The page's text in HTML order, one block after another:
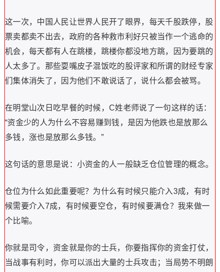
这一次，中国人民让世界人民开了眼界，每天千股跌停，股
票卖都卖不出去，政府的各种救市利好只被当作一个逃命的
机会，每天都有人在跳楼，跳楼你都没地方跳，因为要跳的
人太多了。那些耍嘴皮子混饭吃的股评家和所谓的财经专家
们集体消失了，因为他们不敢说话了，说什么都会被骂。
在明堂山次日吃早餐的时候，C姓老师说了一句这样的话：
“资金少的人为什么不容易赚到钱，是因为他跌也是放那么
多钱，涨也是放那么多钱。”
这句话的意思是说：小资金的人一般缺乏仓位管理的概念。
仓位为什么如此重要呢？为什么有时候只能介入3成，有时
候需要介入7成，有时候要空仓，有时候要满仓？我来做一
个比喻。
你就是司令，资金就是你的士兵，你要指挥你的资金打仗，
当战事有利时，你可以派出大量的士兵攻击；当局势不明朗